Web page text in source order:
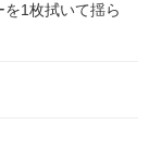
1枚拭いて揺ら